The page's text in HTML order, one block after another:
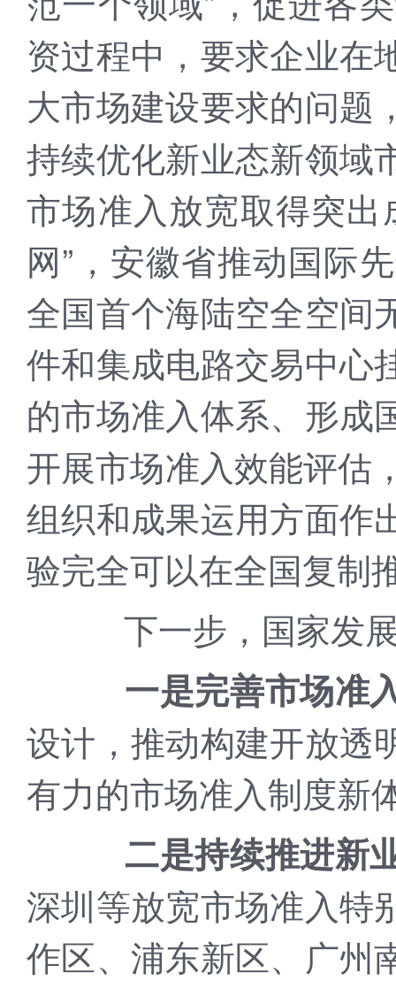
资过程中，要求企业在
大市场建设要求的问题
持续优化新业态新领域
市场准入放宽取得突
网”，安徽省推动国际
全国首个海陆空全空间
件和集成电路交易中心
的市场准入体系、形成
开展市场准入效能评估
组织和成果运用方面作
验完全可以在全国复制
下一步，国家发展
一是完善市场准
设计，推动构建开放透
有力的市场准入制度新
二是持续推进新
深圳等放宽市场准入特
作区、浦东新区、广州